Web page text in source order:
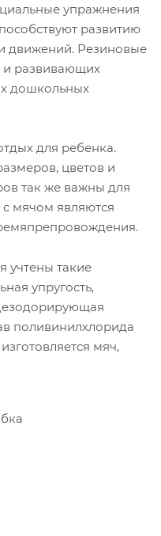
упражнения
развитию
движений. Резиновые
и развивающих
дошкольных
для ребенка.
цветов и
так же важны для
с мячом являются
учтены такие
упругость,
поливинилхлорида
мяч,